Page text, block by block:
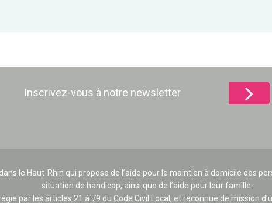
Inscrivez-vous à notre newsletter
le Haut-Rhin qui propose de l’aide pour le maintien à domicile des
situation de handicap, ainsi que de l’aide pour leur famille.
par les articles 21 à 79 du Code Civil Local, et reconnue de mission